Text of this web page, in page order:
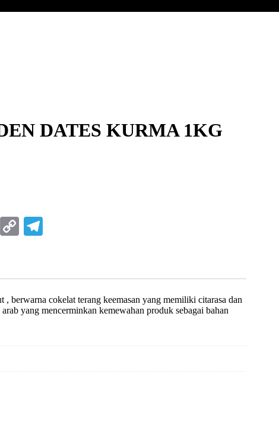
DATES KURMA 1KG
Pinterest
Copy
berwarna cokelat terang keemasan yang memiliki citarasa dan
yang mencerminkan kemewahan produk sebagai bahan